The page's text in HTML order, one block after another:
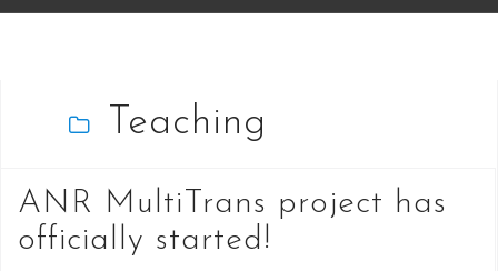
Teaching
ANR MultiTrans project has
officially started!